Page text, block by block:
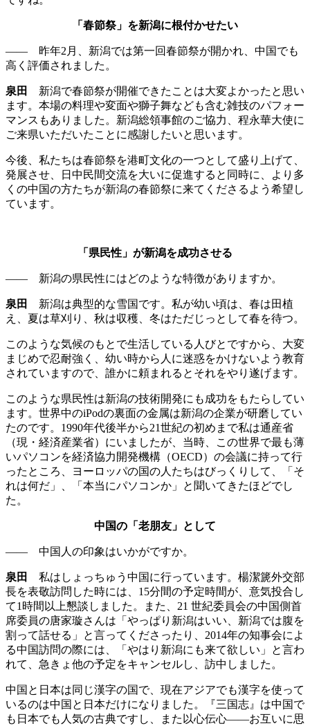
「春節祭」を新潟に根付かせたい
—— 昨年2月、新潟では第一回春節祭が開かれ、中国でも
高く評価されました。
泉田
新潟で春節祭が開催できたことは大変よかったと思い
ます。本場の料理や変面や獅子舞なども含む雑技のパフォー
マンスもありました。新潟総領事館のご協力、程永華大使に
ご来県いただいたことに感謝したいと思います。
今後、私たちは春節祭を港町文化の一つとして盛り上げて、
発展させ、日中民間交流を大いに促進すると同時に、より多
くの中国の方たちが新潟の春節祭に来てくださるよう希望し
ています。
「県民性」が新潟を成功させる
—— 新潟の県民性にはどのような特徴がありますか。
泉田
新潟は典型的な雪国です。私が幼い頃は、春は田植
え、夏は草刈り、秋は収穫、冬はただじっとして春を待つ。
このような気候のもとで生活している人びとですから、大変
まじめで忍耐強く、幼い時から人に迷惑をかけないよう教育
されていますので、誰かに頼まれるとそれをやり遂げます。
このような県民性は新潟の技術開発にも成功をもたらしてい
ます。世界中のiPodの裏面の金属は新潟の企業が研磨してい
たのです。1990年代後半から21世紀の初めまで私は通産省
（現 ・ 経済産業省）にいましたが、当時、この世界で最も薄
いパソコンを経済協力開発機構（OECD）の会議に持って行
ったところ、ヨーロッパの国の人たちはびっくりして、「そ
れは何だ」、「本当にパソコンか」と聞いてきたほどでし
た。
中国の「老朋友」として
—— 中国人の印象はいかがですか。
泉田
私はしょっちゅう中国に行っています。楊潔篪外交部
長を表敬訪問した時には、15分間の予定時間が、意気投合し
て1時間以上懇談しました。また、21 世紀委員会の中国側首
席委員の唐家璇さんは「やっぱり新潟はいい、新潟では腹を
割って話せる」と言ってくださったり、2014年の知事会によ
る中国訪問の際には、「やはり新潟にも来て欲しい」と言わ
れて、急きょ他の予定をキャンセルし、訪中しました。
中国と日本は同じ漢字の国で、現在アジアでも漢字を使って
いるのは中国と日本だけになりました。『三国志』は中国で
も日本でも人気の古典ですし、また以心伝心――お互いに思